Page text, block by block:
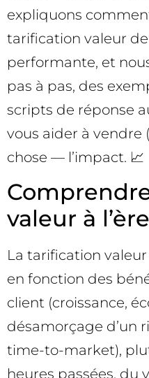
expliquons
tarification valeur
performante, et
pas à pas, des
scripts de réponse
vous aider à vendre
chose — l’impact. 📈
valeur à
La tarification
en fonction des
client (croissance,
désamorçage d’un
time-to-market),
heures passées, du